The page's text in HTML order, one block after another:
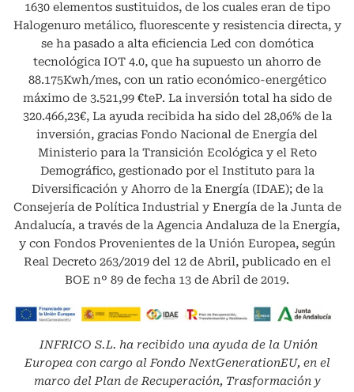
1630 elementos sustituidos, de los cuales eran de tipo
Halogenuro metálico, fluorescente y resistencia directa, y
se ha pasado a alta eficiencia Led con domótica
tecnológica IOT 4.0, que ha supuesto un ahorro de
88.175Kwh/mes, con un ratio económico-energético
máximo de 3.521,99 €teP. La inversión total ha sido de
320.466,23€, La ayuda recibida ha sido del 28,06% de la
inversión, gracias Fondo Nacional de Energía del
Ministerio para la Transición Ecológica y el Reto
Demográfico, gestionado por el Instituto para la
Diversificación y Ahorro de la Energía (IDAE); de la
Consejería de Política Industrial y Energía de la Junta de
Andalucía, a través de la Agencia Andaluza de la Energía,
y con Fondos Provenientes de la Unión Europea, según
Real Decreto 263/2019 del 12 de Abril, publicado en el
BOE nº 89 de fecha 13 de Abril de 2019.
INFRICO S.L. ha recibido una ayuda de la Unión
Europea con cargo al Fondo NextGenerationEU, en el
marco del Plan de Recuperación, Trasformación y